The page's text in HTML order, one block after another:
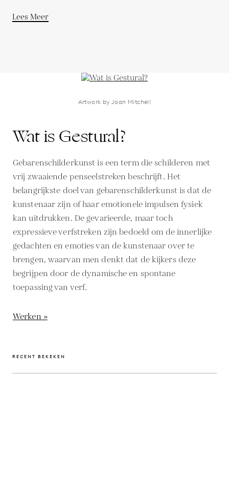
Lees Meer
Artwork by Joan Mitchell
Wat is Gestural?
Gebarenschilderkunst is een term die schilderen met
vrij zwaaiende penseelstreken beschrijft. Het
belangrijkste doel van gebarenschilderkunst is dat de
kunstenaar zijn of haar emotionele impulsen fysiek
kan uitdrukken. De gevarieerde, maar toch
expressieve verfstreken zijn bedoeld om de innerlijke
gedachten en emoties van de kunstenaar over te
brengen, waarvan men denkt dat de kijkers deze
begrijpen door de dynamische en spontane
toepassing van verf.
Werken »
RECENT BEKEKEN